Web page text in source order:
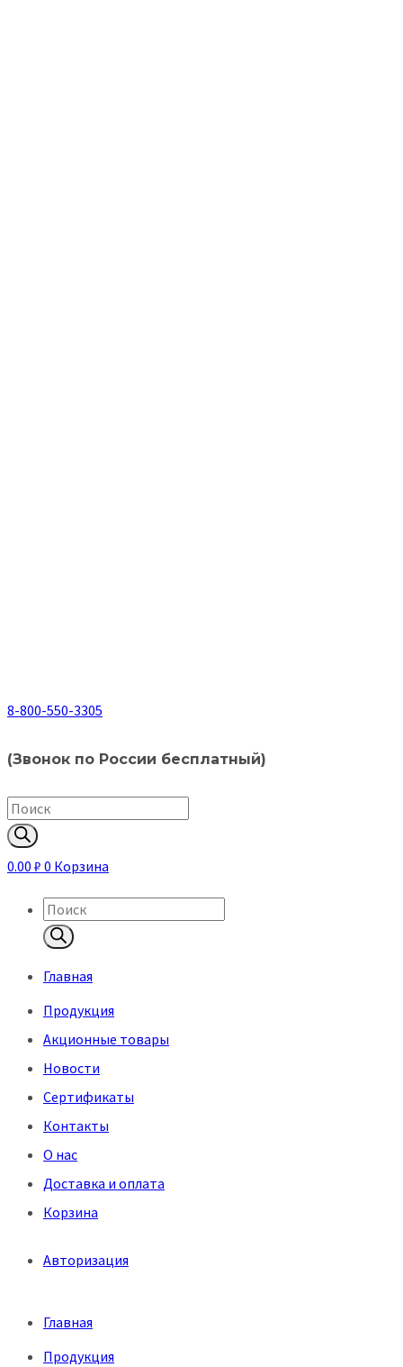
8-800-550-3305
(Звонок по России бесплатный)
Поиск
товаров
0.00 ₽ 0 Корзина
Поиск
товаров
Главная
Продукция
Акционные товары
Новости
Сертификаты
Контакты
О нас
Доставка и оплата
Корзина
Авторизация
Главная
Продукция